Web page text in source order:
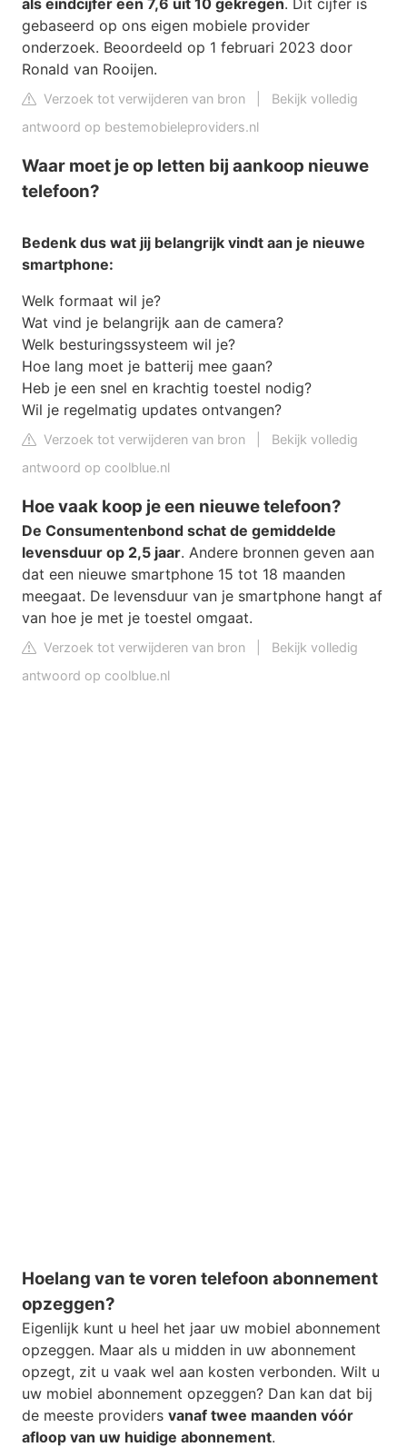
als eindcijfer een 7,6 uit 10 gekregen. Dit cijfer is
gebaseerd op ons eigen mobiele provider
onderzoek. Beoordeeld op 1 februari 2023 door
Ronald van Rooijen.
Verzoek tot verwijderen van bron
Bekijk volledig
antwoord op bestemobieleproviders.nl
Waar moet je op letten bij aankoop nieuwe
telefoon?
Bedenk dus wat jij belangrijk vindt aan je nieuwe
smartphone:
Welk formaat wil je?
Wat vind je belangrijk aan de camera?
Welk besturingssysteem wil je?
Hoe lang moet je batterij mee gaan?
Heb je een snel en krachtig toestel nodig?
Wil je regelmatig updates ontvangen?
Verzoek tot verwijderen van bron
Bekijk volledig
antwoord op coolblue.nl
Hoe vaak koop je een nieuwe telefoon?
De Consumentenbond schat de gemiddelde
levensduur op 2,5 jaar. Andere bronnen geven aan
dat een nieuwe smartphone 15 tot 18 maanden
meegaat. De levensduur van je smartphone hangt af
van hoe je met je toestel omgaat.
Verzoek tot verwijderen van bron
Bekijk volledig
antwoord op coolblue.nl
Hoelang van te voren telefoon abonnement
opzeggen?
Eigenlijk kunt u heel het jaar uw mobiel abonnement
opzeggen. Maar als u midden in uw abonnement
opzegt, zit u vaak wel aan kosten verbonden. Wilt u
uw mobiel abonnement opzeggen? Dan kan dat bij
de meeste providers vanaf twee maanden vóór
afloop van uw huidige abonnement.